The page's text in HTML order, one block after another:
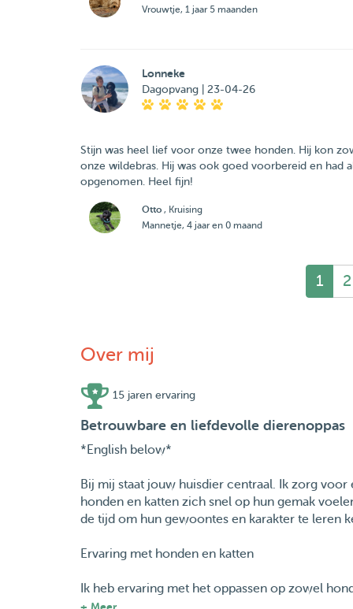
Vrouwtje, 1 jaar 5 maanden
Lonneke
Dagopvang | 23-04-26
Stijn was heel lief voor onze twee honden. Hij kon
onze wildebras. Hij was ook goed voorbereid en
opgenomen. Heel fijn!
Otto , Kruising
Mannetje, 4 jaar en 0 maand
1 2
Over mij
15 jaren ervaring
Betrouwbare en liefdevolle dierenoppas
*English below*
Bij mij staat jouw huisdier centraal. Ik zorg
honden en katten zich snel op hun gemak
de tijd om hun gewoontes en karakter te leren
Ervaring met honden en katten
Ik heb ervaring met het oppassen op zowel
rustigere huisdieren.